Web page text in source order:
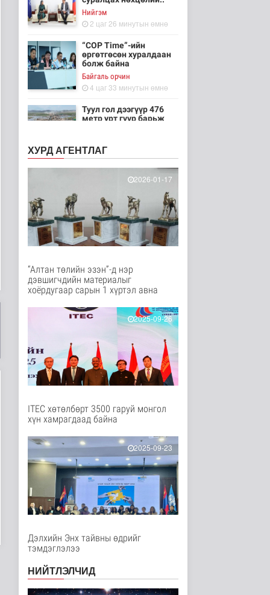
Нийгэм
2 цаг 26 минутын өмнө
“COP Time”-ийн
өргөтгөсөн хуралдаан
болж байна
Байгаль орчин
4 цаг 33 минутын өмнө
Туул гол дээгүүр 476
метр урт гүүр барьж
4 цаг 48 минутын өмнө
Төслийн эхний 87 км-
ээс цааш үргэлжлэх
Нийгэм
4 цаг 59 минутын өмнө
Ерөнхий сайд БНХАУ-
аас сар бүр 12-15
Улс төр
4 цаг 5 минутын өмнө
олговрын асуудлыг
хуулийн..
4 цаг 8 минутын өмнө
Бамбай хоншоорт
могойд хатгуулахаас
сэрэмжлээрэй
6 цаг 15 минутын өмнө
эмнэлгийн салбарын
өрсөлдөх чадва..
Нийгэм
6 цаг 24 минутын өмнө
Геологи, хайгуулын
салбарт “Oxus Metals
AI” комп..
7 цаг 38 минутын өмнө
"Нарантуул",
"Дүнжингарав" худ..
Нийгэм
ХУРД АГЕНТЛАГ
2026-01-17
“Алтан төлийн эзэн”-д нэр
дэвшигчдийн материалыг
хоёрдугаар сарын 1 хүртэл авна
2025-09-26
ITEC хөтөлбөрт 3500 гаруй монгол
хүн хамрагдаад байна
2025-09-23
Дэлхийн Энх тайвны өдрийг
тэмдэглэлээ
НИЙТЛЭЛЧИД